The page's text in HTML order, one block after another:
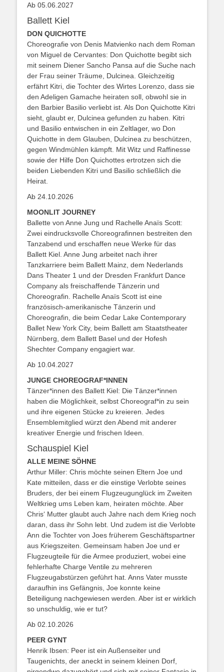
Ab 05.06.2027
Ballett Kiel
DON QUICHOTTE
Choreografie von Denis Matvienko nach dem Roman
von Miguel de Cervantes: Don Quichotte begibt sich
mit seinem Diener Sancho Pansa auf die Suche nach
der Frau seiner Träume, Dulcinea. Gleichzeitig
erfährt Kitri, die Tochter des Wirtes Lorenzo, dass sie
den Adeligen Gamache heiraten soll, obwohl sie in
den Barbier Basilio verliebt ist. Als Don Quichotte Kitri
sieht, glaubt er, Dulcinea gefunden zu haben. Kitri
und Basilio entwischen in ein Zeltlager, wo Don
Quichotte in dem Glauben, Dulcinea zu beschützen,
gegen Windmühlen kämpft. Mit Witz und Raffinesse
sowie der Hilfe Don Quichottes ertrotzen sich die
beiden Liebenden Kitri und Basilio schließlich die
Heirat.
Ab 24.10.2026
MOONLIT JOURNEY
Ballette von Anne Jung und Rachelle Anaïs Scott:
Zwei eindrucksvolle Choreografinnen bestreiten den
Tanzabend und erschaffen neue Werke für das
Ballett Kiel. Anne Jung arbeitet nach ihrer
Tanzkarriere beim Ballett Mainz, dem Nederlands
Dans Theater 1 und der Dresden Frankfurt Dance
Company als freischaffende Tänzerin und
Choreografin. Rachelle Anaïs Scott ist eine
französisch-amerikanische Tänzerin und
Choreografin, die beim Cedar Lake Contemporary
Ballet New York City, beim Ballett am Staatstheater
Nürnberg, dem Ballett Basel und der Hofesh
Shechter Company engagiert war.
Ab 10.04.2027
JUNGE CHOREOGRAF*INNEN
Tänzer*innen des Ballett Kiel: Die Tänzer*innen
haben die Möglichkeit, selbst Choreograf*in zu sein
und ihre eigenen Stücke zu kreieren. Jedes
Ensemblemitglied würzt den Abend mit anderer
kreativer Energie und frischen Ideen.
Schauspiel Kiel
ALLE MEINE SÖHNE
Arthur Miller: Chris möchte seinen Eltern Joe und
Kate mitteilen, dass er die einstige Verlobte seines
Bruders, der bei einem Flugzeugunglück im Zweiten
Weltkrieg ums Leben kam, heiraten möchte. Aber
Chris‘ Mutter glaubt auch Jahre nach dem Krieg noch
daran, dass ihr Sohn lebt. Und zudem ist die Verlobte
Ann die Tochter von Joes früherem Geschäftspartner
aus Kriegszeiten. Gemeinsam haben Joe und er
Flugzeugteile für die Armee produziert, wobei eine
fehlerhafte Charge Ventile zu mehreren
Flugzeugabstürzen geführt hat. Anns Vater musste
daraufhin ins Gefängnis, Joe konnte keine
Beteiligung nachgewiesen werden. Aber ist er wirklich
so unschuldig, wie er tut?
Ab 02.10.2026
PEER GYNT
Henrik Ibsen: Peer ist ein Außenseiter und
Taugenichts, der aneckt in seinem kleinen Dorf,